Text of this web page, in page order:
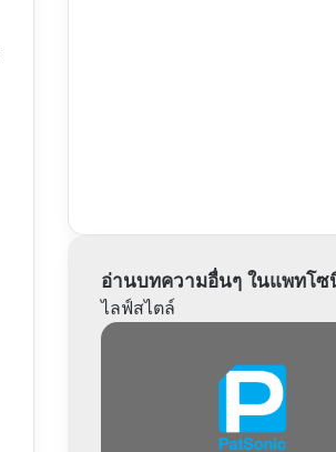
อ่านบทความอื่นๆ ในแพทโซ
ไลฟ์สไตล์